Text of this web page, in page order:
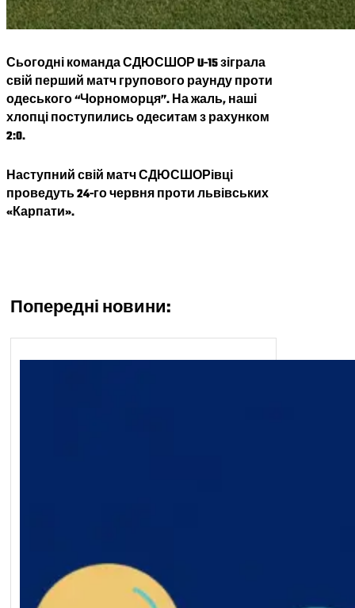
Сьогодні команда СДЮСШОР U-15 зіграла
свій перший матч групового раунду проти
одеського “Чорноморця”. На жаль, наші
хлопці поступились одеситам з рахунком
2:0.
Наступний свій матч СДЮСШОРівці
проведуть 24-го червня проти львівських
«Карпати».
Попередні новини: